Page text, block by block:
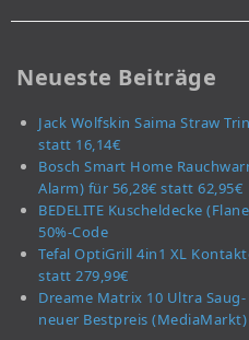
Neueste Beiträge
Jack Wolfskin Saima Straw
statt 16,14€
Bosch Smart Home
Alarm) für 56,28€ statt 62,95€
BEDELITE Kuscheldecke
50%-Code
Tefal OptiGrill 4in1 XL
statt 279,99€
Dreame Matrix 10 Ultra
neuer Bestpreis (MediaMarkt)